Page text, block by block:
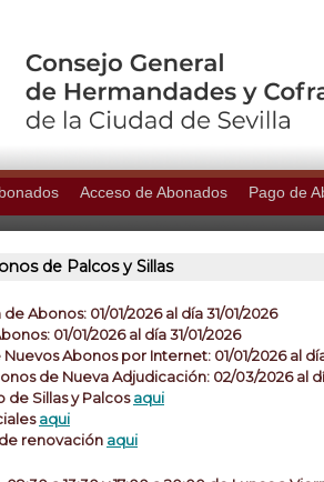
Acceso de Abonados Pago de
de Palcos y Sillas
Abonos: 01/01/2026 al dí­a 31/01/2026
01/01/2026 al día 31/01/2026
Abonos por Internet: 01/01/2026 al
de Nueva Adjudicación: 02/03/2026 al
de Sillas y Palcosaqui
aqui
renovación aqui